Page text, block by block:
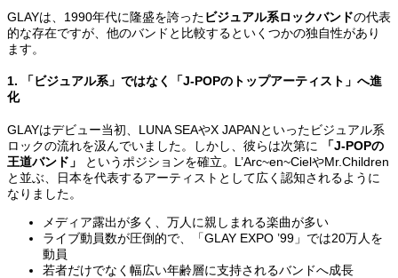
GLAYは、1990年代に隆盛を誇ったビジュアル系ロックバンドの代表
的な存在ですが、他のバンドと比較するといくつかの独自性があり
ます。
1. 「ビジュアル系」ではなく「J-POPのトップアーティスト」へ進
化
GLAYはデビュー当初、LUNA SEAやX JAPANといったビジュアル系
ロックの流れを汲んでいました。しかし、彼らは次第に
「J-POPの
王道バンド」
というポジションを確立。L’Arc~en~CielやMr.Children
と並ぶ、日本を代表するアーティストとして広く認知されるように
なりました。
メディア露出が多く、万人に親しまれる楽曲が多い
ライブ動員数が圧倒的で、「GLAY EXPO ’99」では20万人を
動員
若者だけでなく幅広い年齢層に支持されるバンドへ成長